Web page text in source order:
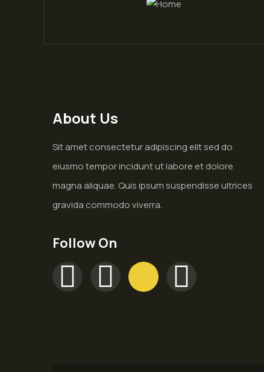
About Us
Sit amet consectetur adipiscing elit sed do
eiusmo tempor incidunt ut labore et dolore
magna aliquae. Quis ipsum suspendisse ultrices
gravida commodo viverra.
Follow On